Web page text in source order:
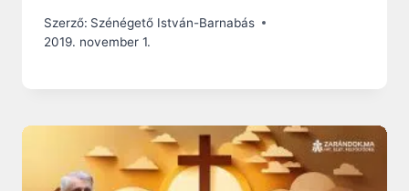
Szerző: Szénégető István-Barnabás
2019. november 1.